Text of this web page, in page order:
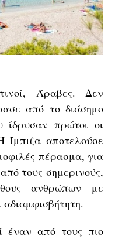
Άραβες. Δεν
από το διάσημο
πρώτοι οι
αποτελούσε
πέρασμα, για
τους σημερινούς,
ανθρώπων με
έναν από τους πιο